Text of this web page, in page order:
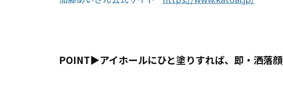
POINT▶︎アイホールにひと塗りすれば、即・洒落顔